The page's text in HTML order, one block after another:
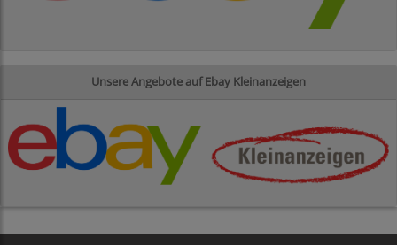
Unsere Angebote auf Ebay Kleinanzeigen